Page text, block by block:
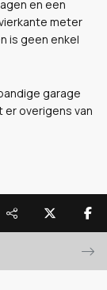
en een
meter
is geen enkel
garage
er overigens van